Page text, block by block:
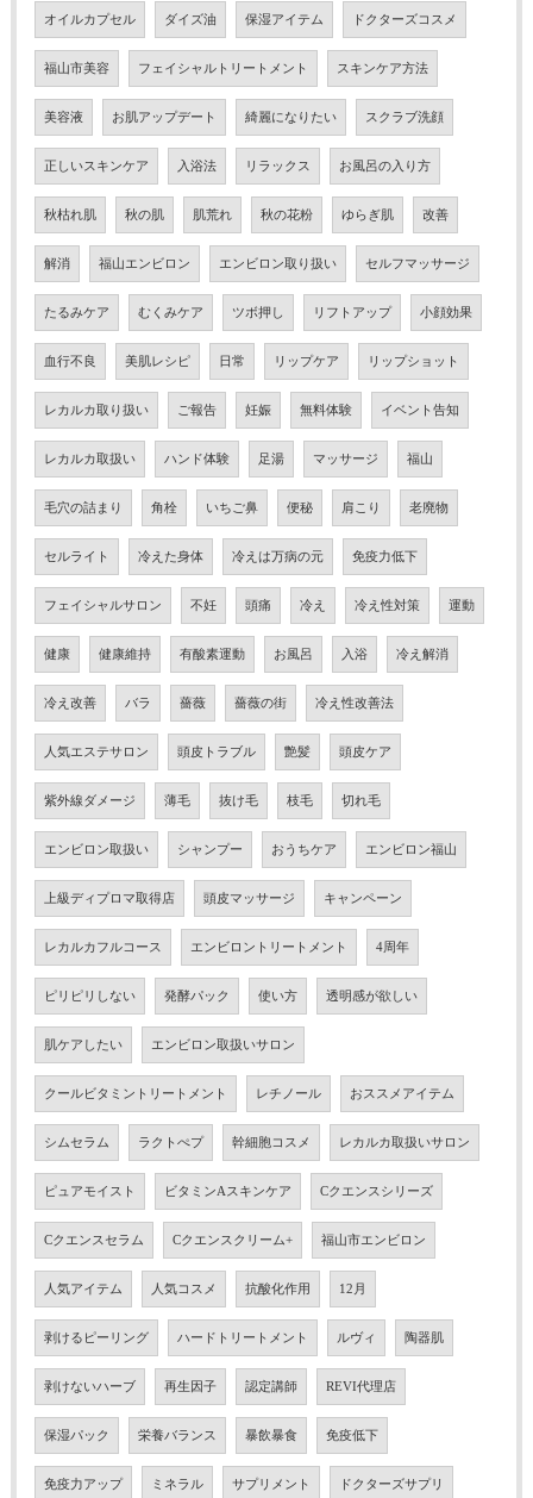
オイルカプセル ダイズ油 保湿アイテム ドクターズコスメ
福山市美容 フェイシャルトリートメント スキンケア方法
美容液 お肌アップデート 綺麗になりたい スクラブ洗顔
正しいスキンケア 入浴法 リラックス お風呂の入り方
秋枯れ肌 秋の肌 肌荒れ 秋の花粉 ゆらぎ肌 改善
解消 福山エンビロン エンビロン取り扱い セルフマッサージ
たるみケア むくみケア ツボ押し リフトアップ 小顔効果
血行不良 美肌レシピ 日常 リップケア リップショット
レカルカ取り扱い ご報告 妊娠 無料体験 イベント告知
レカルカ取扱い ハンド体験 足湯 マッサージ 福山
毛穴の詰まり 角栓 いちご鼻 便秘 肩こり 老廃物
セルライト 冷えた身体 冷えは万病の元 免疫力低下
フェイシャルサロン 不妊 頭痛 冷え 冷え性対策 運動
健康 健康維持 有酸素運動 お風呂 入浴 冷え解消
冷え改善 バラ 薔薇 薔薇の街 冷え性改善法
人気エステサロン 頭皮トラブル 艶髪 頭皮ケア
紫外線ダメージ 薄毛 抜け毛 枝毛 切れ毛
エンビロン取扱い シャンプー おうちケア エンビロン福山
上級ディプロマ取得店 頭皮マッサージ キャンペーン
レカルカフルコース エンビロントリートメント 4周年
ピリピリしない 発酵パック 使い方 透明感が欲しい
肌ケアしたい エンビロン取扱いサロン
クールビタミントリートメント レチノール おススメアイテム
シムセラム ラクトぺプ 幹細胞コスメ レカルカ取扱いサロン
ピュアモイスト ビタミンAスキンケア Cクエンスシリーズ
Cクエンスセラム Cクエンスクリーム+ 福山市エンビロン
人気アイテム 人気コスメ 抗酸化作用 12月
剥けるピーリング ハードトリートメント ルヴィ 陶器肌
剥けないハーブ 再生因子 認定講師 REVI代理店
保湿パック 栄養バランス 暴飲暴食 免疫低下
免疫力アップ ミネラル サプリメント ドクターズサプリ